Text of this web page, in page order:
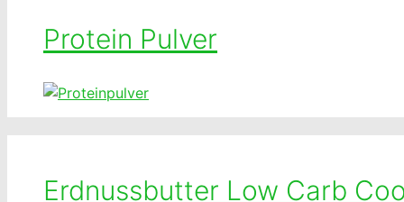
Protein Pulver
Erdnussbutter Low Carb